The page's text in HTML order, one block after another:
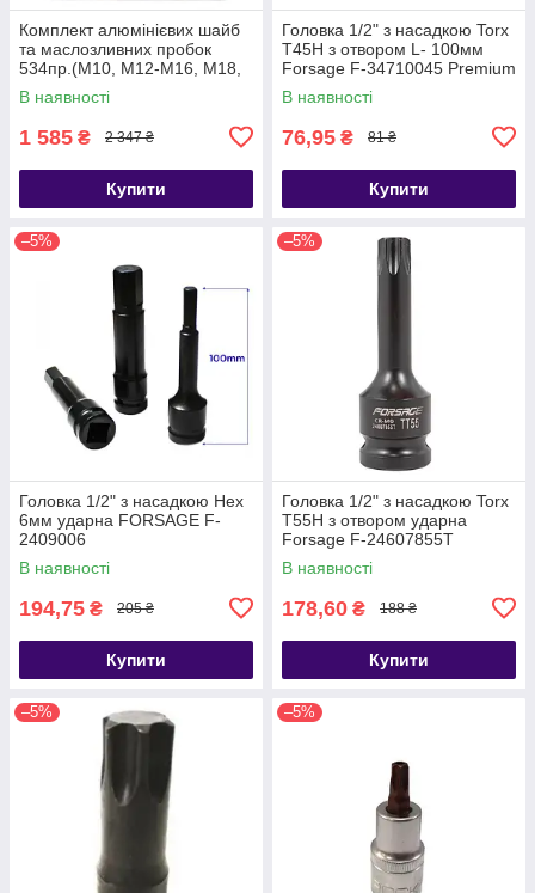
Комплект алюмінієвих шайб
та маслозливних пробок
534пр.(М10, М12-М16, М18,
М20) Forsage F-04J1063
В наявності
1 585 ₴ 2 347 ₴
Купити
Головка 1/2" з насадкою Torx
T45H з отвором L- 100мм
Forsage F-34710045 Premium
В наявності
76,95 ₴ 81 ₴
Купити
–5%
Головка 1/2" з насадкою Hex
6мм ударна FORSAGE F-
2409006
В наявності
194,75 ₴ 205 ₴
Купити
–5%
Головка 1/2" з насадкою Torx
T55H з отвором ударна
Forsage F-24607855T
В наявності
178,60 ₴ 188 ₴
Купити
–5% –5%